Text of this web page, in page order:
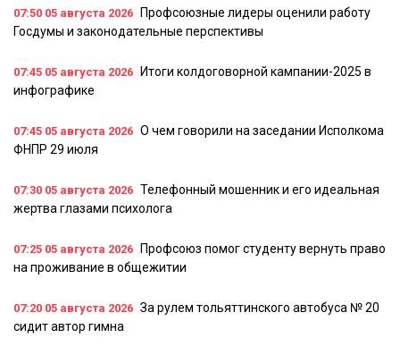
07:50 05 августа 2026
Профсоюзные лидеры оценили работу
Госдумы и законодательные перспективы
07:45 05 августа 2026
Итоги колдоговорной кампании-2025 в
инфографике
07:45 05 августа 2026 О чем говорили на заседании Исполкома
ФНПР 29 июля
07:30 05 августа 2026 Телефонный мошенник и его идеальная
жертва глазами психолога
07:25 05 августа 2026
Профсоюз помог студенту вернуть право
на проживание в общежитии
07:20 05 августа 2026 За рулем тольяттинского автобуса № 20
сидит автор гимна